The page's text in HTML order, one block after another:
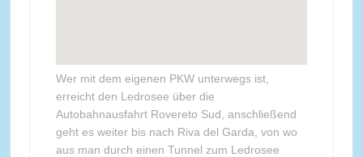
Wer mit dem eigenen PKW unterwegs ist,
erreicht den Ledrosee über die
Autobahnausfahrt Rovereto Sud, anschließend
geht es weiter bis nach Riva del Garda, von wo
aus man durch einen Tunnel zum Ledrosee